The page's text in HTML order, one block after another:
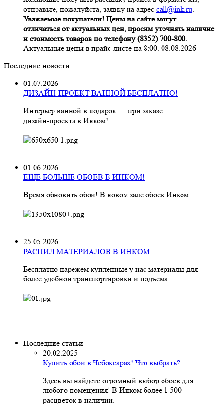
отправьте, пожалуйста, заявку на адрес call@ink.ru.
Уважаемые покупатели! Цены на сайте могут
отличаться от актуальных цен, просим уточнять наличие
и стоимость товаров по телефону (8352) 700-800.
Актуальные цены в прайс-листе на 8:00. 08.08.2026
Последние новости
01.07.2026
ДИЗАЙН-ПРОЕКТ ВАННОЙ БЕСПЛАТНО!
Интерьер ванной в подарок — при заказе
дизайн‑проекта в Инком!
01.06.2026
ЕЩЕ БОЛЬШЕ ОБОЕВ В ИНКОМ!
Время обновить обои! В новом зале обоев Инком.
25.05.2026
РАСПИЛ МАТЕРИАЛОВ В ИНКОМ
Бесплатно нарежем купленные у нас материалы для
более удобной транспортировки и подъёма.
Последние статьи
20.02.2025
Купить обои в Чебоксарах! Что выбрать?
Здесь вы найдете огромный выбор обоев для
любого помещения! В Инком более 1 500
расцветок в наличии.